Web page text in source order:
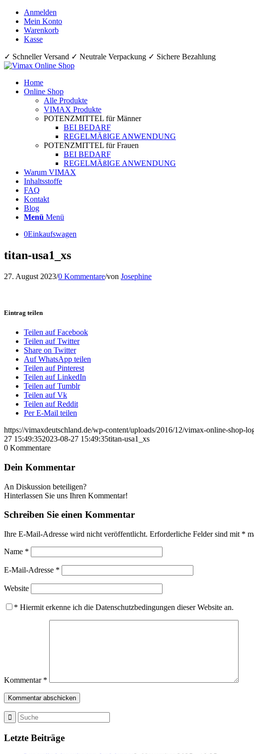
Anmelden
Mein Konto
Warenkorb
Kasse
✓ Schneller Versand ✓ Neutrale Verpackung ✓ Sichere Bezahlung
Home
Online Shop
Alle Produkte
VIMAX Produkte
POTENZMITTEL für Männer
BEI BEDARF
REGELMÄßIGE ANWENDUNG
POTENZMITTEL für Frauen
BEI BEDARF
REGELMÄßIGE ANWENDUNG
Warum VIMAX
Inhaltsstoffe
FAQ
Kontakt
Blog
Menü Menü
0Einkaufswagen
titan-usa1_xs
27. August 2023/0 Kommentare/von Josephine
Eintrag teilen
Teilen auf Facebook
Teilen auf Twitter
Share on Twitter
Auf WhatsApp teilen
Teilen auf Pinterest
Teilen auf LinkedIn
Teilen auf Tumblr
Teilen auf Vk
Teilen auf Reddit
Per E-Mail teilen
https://vimaxdeutschland.de/wp-content/uploads/2016/12/vimax-online-shop-
27 15:49:352023-08-27 15:49:35titan-usa1_xs
0 Kommentare
Dein Kommentar
An Diskussion beteiligen?
Hinterlassen Sie uns Ihren Kommentar!
Schreiben Sie einen Kommentar
Ihre E-Mail-Adresse wird nicht veröffentlicht. Erforderliche Felder sind mit *
Name *
E-Mail-Adresse *
Website
* Hiermit erkenne ich die Datenschutzbedingungen dieser Website an.
Kommentar *
Letzte Beiträge